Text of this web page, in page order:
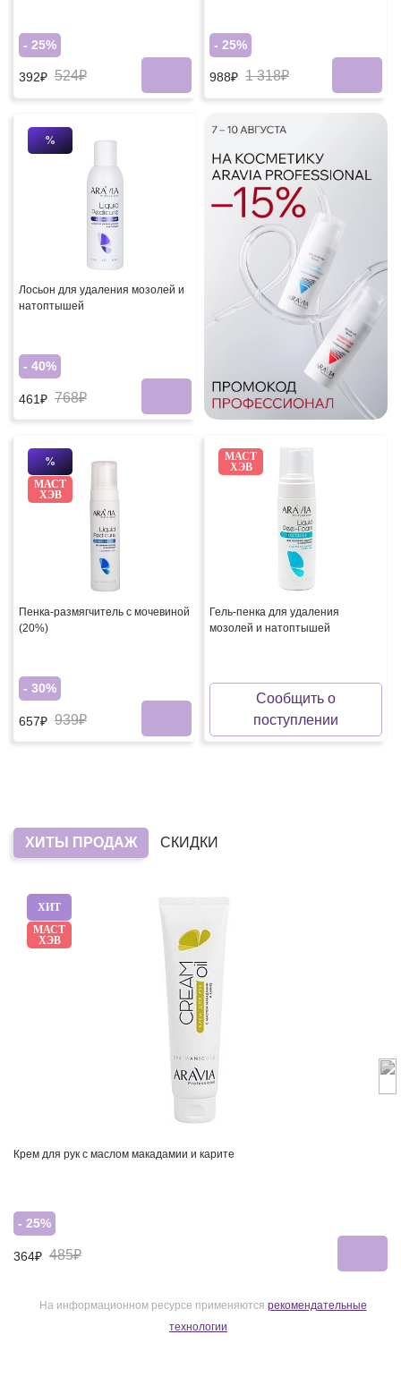
- 25%
392₽ 524₽
- 25%
988₽ 1 318₽
%
Лосьон для удаления мозолей и
натоптышей
- 40%
461₽ 768₽
%
МАСТ
ХЭВ
Пенка-размягчитель с мочевиной
(20%)
- 30%
657₽ 939₽
МАСТ
ХЭВ
Гель-пенка для удаления
мозолей и натоптышей
Сообщить о
поступлении
ХИТЫ ПРОДАЖ СКИДКИ
ХИТ
МАСТ
ХЭВ
Крем для рук с маслом макадамии и карите
- 25%
364₽ 485₽
На информационном ресурсе применяются рекомендательные
технологии